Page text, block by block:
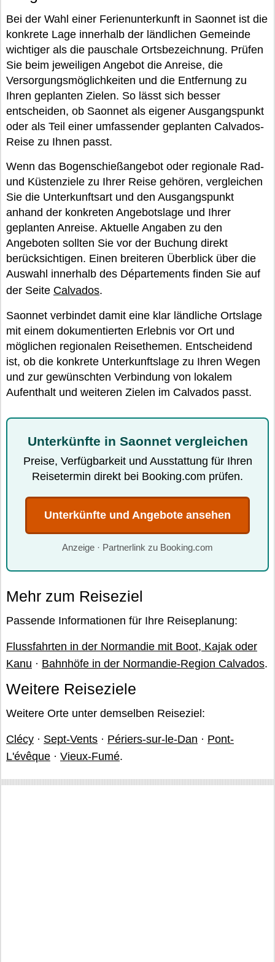
Bei der Wahl einer Ferienunterkunft in Saonnet ist die
konkrete Lage innerhalb der ländlichen Gemeinde
wichtiger als die pauschale Ortsbezeichnung. Prüfen
Sie beim jeweiligen Angebot die Anreise, die
Versorgungsmöglichkeiten und die Entfernung zu
Ihren geplanten Zielen. So lässt sich besser
entscheiden, ob Saonnet als eigener Ausgangspunkt
oder als Teil einer umfassender geplanten Calvados-
Reise zu Ihnen passt.
Wenn das Bogenschießangebot oder regionale Rad-
und Küstenziele zu Ihrer Reise gehören, vergleichen
Sie die Unterkunftsart und den Ausgangspunkt
anhand der konkreten Angebotslage und Ihrer
geplanten Anreise. Aktuelle Angaben zu den
Angeboten sollten Sie vor der Buchung direkt
berücksichtigen. Einen breiteren Überblick über die
Auswahl innerhalb des Départements finden Sie auf
der Seite Calvados.
Saonnet verbindet damit eine klar ländliche Ortslage
mit einem dokumentierten Erlebnis vor Ort und
möglichen regionalen Reisethemen. Entscheidend
ist, ob die konkrete Unterkunftslage zu Ihren Wegen
und zur gewünschten Verbindung von lokalem
Aufenthalt und weiteren Zielen im Calvados passt.
Unterkünfte in Saonnet vergleichen
Preise, Verfügbarkeit und Ausstattung für Ihren
Reisetermin direkt bei Booking.com prüfen.
Unterkünfte und Angebote ansehen
Anzeige · Partnerlink zu Booking.com
Mehr zum Reiseziel
Passende Informationen für Ihre Reiseplanung:
Flussfahrten in der Normandie mit Boot, Kajak oder
Kanu · Bahnhöfe in der Normandie-Region Calvados.
Weitere Reiseziele
Weitere Orte unter demselben Reiseziel:
Clécy · Sept-Vents · Périers-sur-le-Dan · Pont-
L'évêque · Vieux-Fumé.